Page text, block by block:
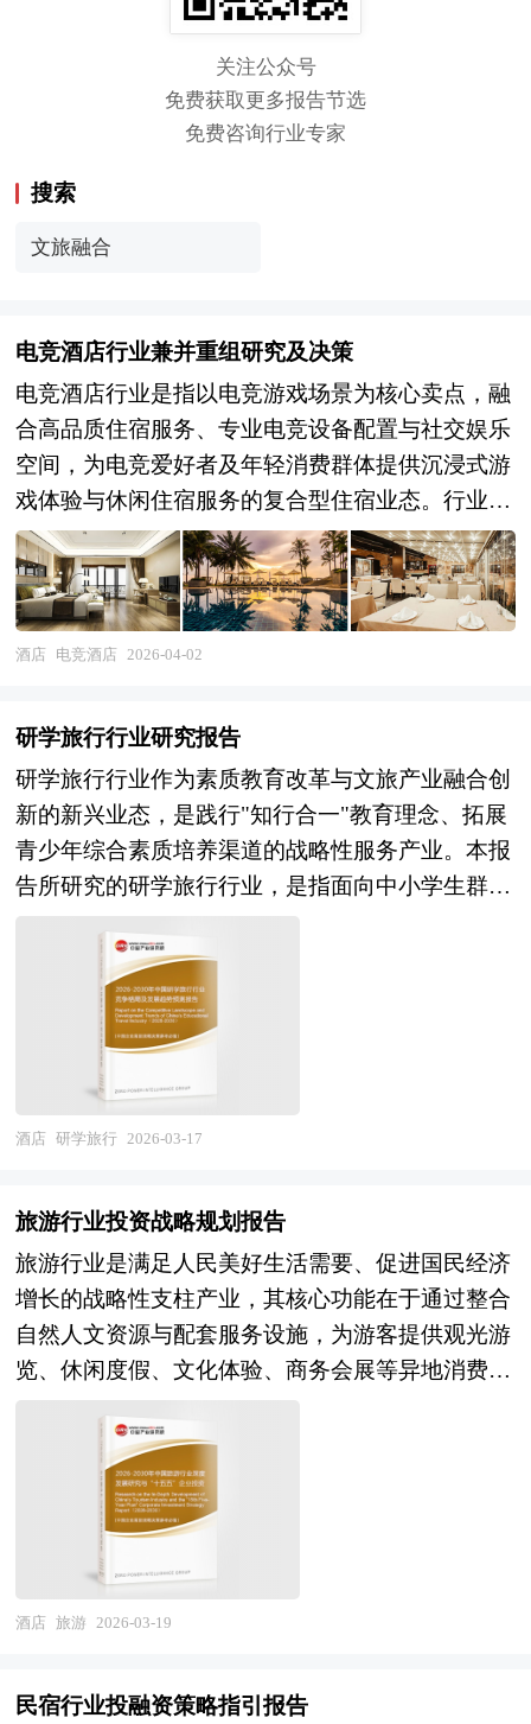
关注公众号
免费获取更多报告节选
免费咨询行业专家
搜索
文旅融合
电竞酒店行业兼并重组研究及决策
电竞酒店行业是指以电竞游戏场景为核心卖点，融
合高品质住宿服务、专业电竞设备配置与社交娱乐
空间，为电竞爱好者及年轻消费群体提供沉浸式游
戏体验与休闲住宿服务的复合型住宿业态。行业涵
盖电竞主题客房、多人开黑房、赛事观赛厅、社交
休闲区等核心产品形态，产业链条从上游物业获取
与空间改造、电竞设备与网络基础设施采购，中游
酒店运营与会员服务延伸至下游OTA渠道、电竞内
行业兼具住宿服务属性、娱乐消费属性与社群运营
特征，目标客群年轻化、消费时段弹性化、复购率
高、社交传播性强，既是传统酒店业差异化转型的
重要方向，也是电竞产业线下场景延伸与商业变现
的关键载体。近年来，随着电竞文化主流化、Z世
代消费能力崛起以及"宅经济""夜经济"消费趋势深
化，电竞酒店正从早期的网咖升级形态进化为独立
的细分住宿品类，行业内涵持续丰富，边界向社交
空间、内容生产、赛事运营、IP孵化等多元方向显
著拓展。 企业并购包括兼并与收购。公司兼并是
指经由转移公司所有权的形式，一家或多家公司的
全部资产与责任不需经过清算都转移为另一公司所
自身名义继续运行。公司收购则是指一家公司经由
收购另一公司的股票或股份等方式，取得该另一公
司的控制权或管理权。企业在并购及资产重组活动
中会涉及到诸多专业问题，比如并购目标公司的选
定，目标公司资产估值，并购重组方式的选择、融
等等，面对这些问题，企业内部因缺乏专业人才往
往难以正确处理，因而必须委托专业的顾问机构协
助。 本报告由中研普华咨询公司领衔撰写，在大
量周密的市场调研基础上，主要依据了国家统计
局、国家海关总署、国家发改委、国家商务部、电
竞酒店行业相关协会、中国行业研究网等国家部
对我国电竞酒店行业的发展状况、竞争情况、发展
酒店 电竞酒店 2026-04-02
研学旅行行业研究报告
研学旅行行业作为素质教育改革与文旅产业融合创
新的新兴业态，是践行"知行合一"教育理念、拓展
青少年综合素质培养渠道的战略性服务产业。本报
告所研究的研学旅行行业，是指面向中小学生群
与旅行体验相结合的校外教育活动，涵盖自然科
普、历史文化、红色教育、科技创新、劳动实践及
职业体验等多元主题，并延伸至营地教育、周末研
学、亲子研学等细分形态。该行业横跨教育培训、
文化旅游、交通运输、住宿餐饮及安全管理等多个
服务领域，具有教育属性与旅游属性双重特征、安
性强等典型特点。随着"双减"政策深化、家庭教育
从边缘化的课外活动演进为学校教育的有益补充与
综合素质评价的重要载体，其产业价值正从简单
的"旅游+讲解"向课程化设计、专业化实施及教育
效果评估深度延伸。 当前中国研学旅行产业正处
于从"野蛮生长"向"规范发展"转型、从"观光游
览"向"教育服务"升级的关键调整期。经过多年市
场培育，我国已形成覆盖基地营地、旅行社、教育
机构及文化场馆的多元供给主体，在博物馆、科技
馆、自然保护区及工业遗产等领域建成一批示范性
研学基地，部分头部企业在课程研发、师资培训及
安全管控方面建立标准化体系。展望"十五五"时
文旅消费升级共振的战略窗口。政策环境维度，随
酒店 研学旅行 2026-03-17
旅游行业投资战略规划报告
旅游行业是满足人民美好生活需要、促进国民经济
增长的战略性支柱产业，其核心功能在于通过整合
自然人文资源与配套服务设施，为游客提供观光游
览、休闲度假、文化体验、商务会展等异地消费服
一。从产业范畴来看，旅游行业涵盖上游资源开发
（景区景点、文化遗产、自然保护区、主题乐
园），中游服务供给（旅行社、在线旅游平台、交
通住宿、餐饮购物、娱乐演艺），以及下游衍生消
费（旅游装备制造、旅游金融保险、旅游教育培
训、旅游地产）的完整产业链条。按照产品形态可
游、专项定制旅游（研学、康养、体育、自驾），
酒店 旅游 2026-03-19
民宿行业投融资策略指引报告